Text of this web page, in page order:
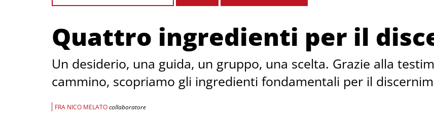
Quattro ingredienti per il
Un desiderio, una guida, un gruppo, una scelta. Grazie alla
cammino, scopriamo gli ingredienti fondamentali per il
FRA NICO MELATOcollaboratore